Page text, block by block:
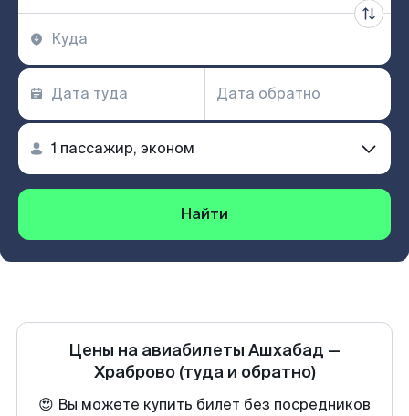
Найти
Цены на авиабилеты Ашхабад —
Храброво (туда и обратно)
😍 Вы можете купить билет без посредников